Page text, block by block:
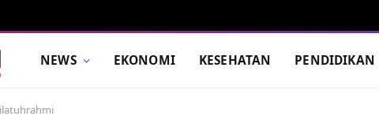
NEWS EKONOMI KESEHATAN PENDIDIKAN